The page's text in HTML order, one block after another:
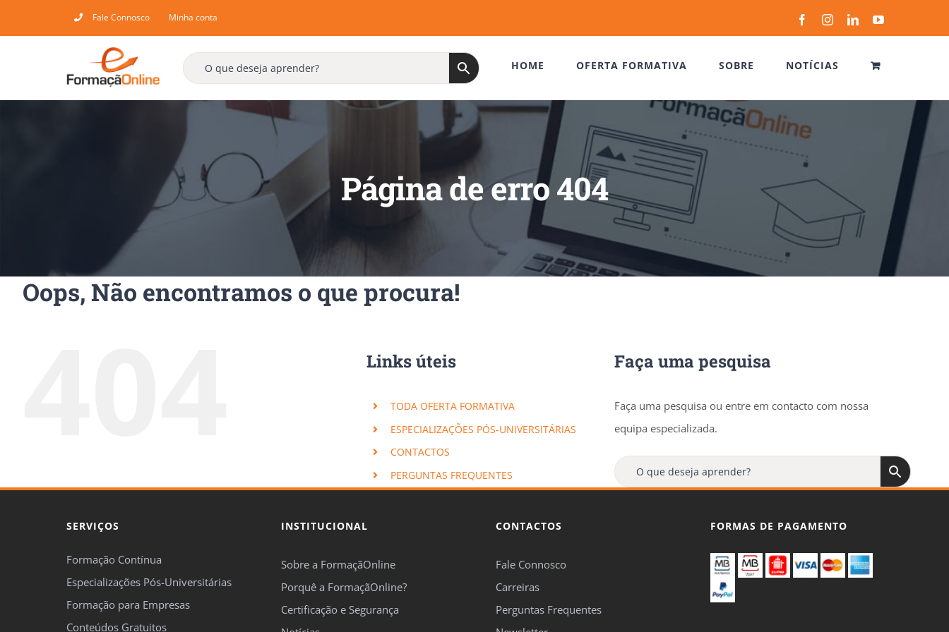
to
Fale Connosco Minha conta FacebookInstagramLinkedInYouTube
HOME OFERTA FORMATIVA SOBRE NOTÍCIAS
Página de erro 404
Oops, Não encontramos o que procura!
Links úteis
TODA OFERTA FORMATIVA
ESPECIALIZAÇÕES PÓS-UNIVERSITÁRIAS
CONTACTOS
PERGUNTAS FREQUENTES
Faça uma pesquisa
Faça uma pesquisa ou entre em contacto com nossa
equipa especializada.
SERVIÇOS
Formação Contínua
Especializações Pós-Universitárias
Formação para Empresas
Conteúdos Gratuitos
INSTITUCIONAL
Sobre a FormaçãOnline
Porquê a FormaçãOnline?
Certificação e Segurança
CONTACTOS
Fale Connosco
Carreiras
Perguntas Frequentes
FORMAS DE PAGAMENTO